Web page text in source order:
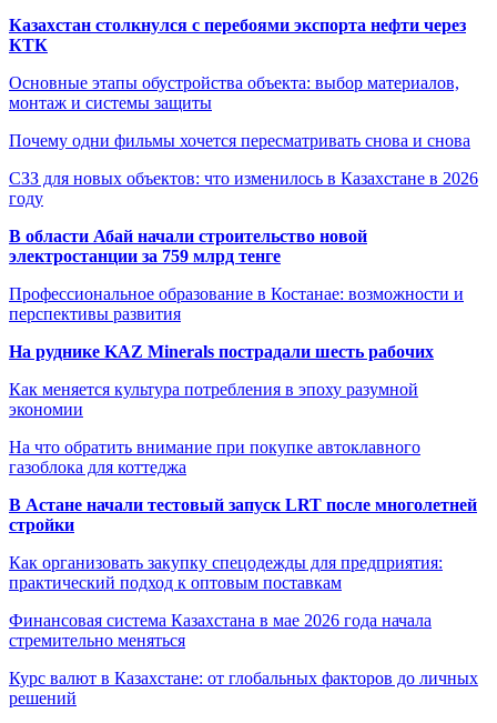
Казахстан столкнулся с перебоями экспорта нефти через
КТК
Основные этапы обустройства объекта: выбор материалов,
монтаж и системы защиты
Почему одни фильмы хочется пересматривать снова и снова
СЗЗ для новых объектов: что изменилось в Казахстане в 2026
году
В области Абай начали строительство новой
электростанции за 759 млрд тенге
Профессиональное образование в Костанае: возможности и
перспективы развития
На руднике KAZ Minerals пострадали шесть рабочих
Как меняется культура потребления в эпоху разумной
экономии
На что обратить внимание при покупке автоклавного
газоблока для коттеджа
В Астане начали тестовый запуск LRT после многолетней
стройки
Как организовать закупку спецодежды для предприятия:
практический подход к оптовым поставкам
Финансовая система Казахстана в мае 2026 года начала
стремительно меняться
Курс валют в Казахстане: от глобальных факторов до личных
решений